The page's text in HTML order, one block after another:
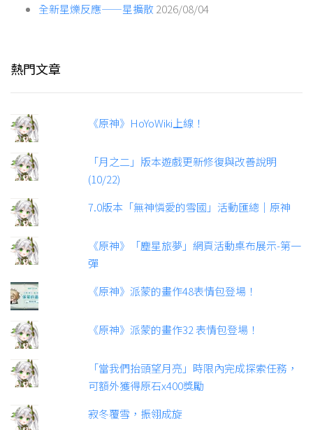
全新星爍反應——星擴散2026/08/04
熱門文章
《原神》HoYoWiki上線！
「月之二」版本遊戲更新修復與改善說明
(10/22)
7.0版本「無神憐愛的雪國」活動匯總｜原神
《原神》「塵星旅夢」網頁活動桌布展示-第一
彈
《原神》派蒙的畫作48表情包登場！
《原神》派蒙的畫作32 表情包登場！
「當我們抬頭望月亮」時限內完成探索任務，
可額外獲得原石x400獎勵
寂冬覆雪，振翎成旋